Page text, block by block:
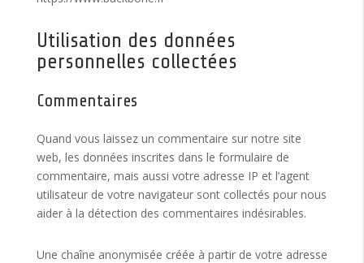
Utilisation des données
personnelles collectées
Commentaires
Quand vous laissez un commentaire sur notre site
web, les données inscrites dans le formulaire de
commentaire, mais aussi votre adresse IP et l’agent
utilisateur de votre navigateur sont collectés pour nous
aider à la détection des commentaires indésirables.
Une chaîne anonymisée créée à partir de votre adresse